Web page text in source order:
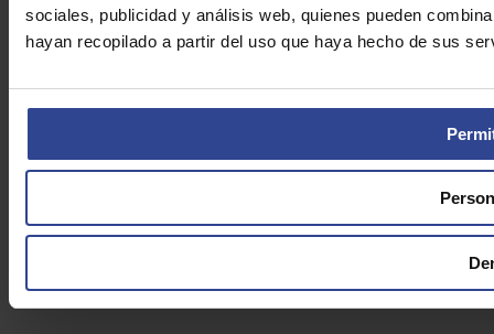
sociales, publicidad y análisis web, quienes pueden
hayan recopilado a partir del uso que haya hecho de sus